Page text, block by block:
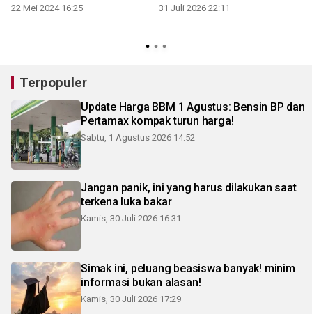
22 Mei 2024 16:25 31 Juli 2026 22:11
Terpopuler
Update Harga BBM 1 Agustus: Bensin BP dan
Pertamax kompak turun harga!
Sabtu, 1 Agustus 2026 14:52
Jangan panik, ini yang harus dilakukan saat
terkena luka bakar
Kamis, 30 Juli 2026 16:31
Simak ini, peluang beasiswa banyak! minim
informasi bukan alasan!
Kamis, 30 Juli 2026 17:29